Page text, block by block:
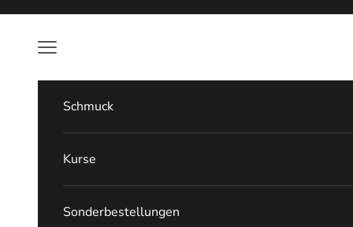
Menü
Schmuck
Kurse
Sonderbestellungen